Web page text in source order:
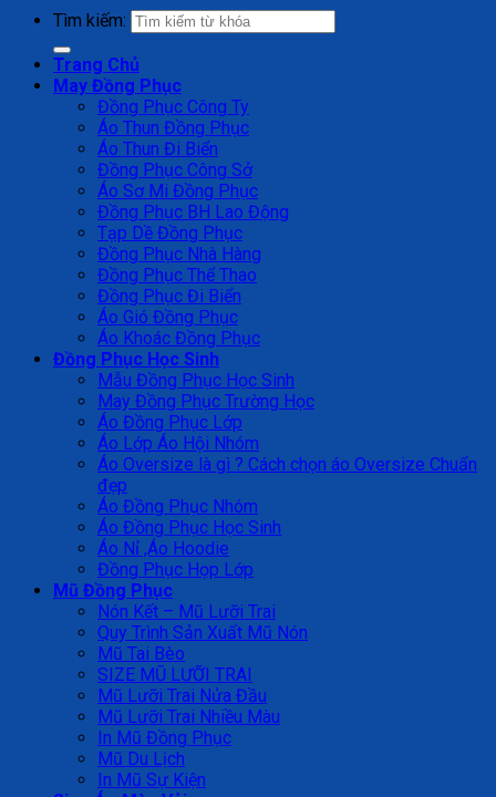
Tìm kiếm:
Trang Chủ
May Đồng Phục
Đồng Phục Công Ty
Áo Thun Đồng Phục
Áo Thun Đi Biển
Đồng Phục Công Sở
Áo Sơ Mi Đồng Phục
Đồng Phục BH Lao Động
Tạp Dề Đồng Phục
Đồng Phục Nhà Hàng
Đồng Phục Thể Thao
Đồng Phục Đi Biển
Áo Gió Đồng Phục
Áo Khoác Đồng Phục
Đồng Phục Học Sinh
Mẫu Đồng Phục Học Sinh
May Đồng Phục Trường Học
Áo Đồng Phục Lớp
Áo Lớp Áo Hội Nhóm
Áo Oversize là gì ? Cách chọn áo Oversize Chuẩn
đẹp
Áo Đồng Phục Nhóm
Áo Đồng Phục Học Sinh
Áo Nỉ ,Áo Hoodie
Đồng Phục Họp Lớp
Mũ Đồng Phục
Nón Kết – Mũ Lưỡi Trai
Quy Trình Sản Xuất Mũ Nón
Mũ Tai Bèo
SIZE MŨ LƯỠI TRAI
Mũ Lưỡi Trai Nửa Đầu
Mũ Lưỡi Trai Nhiều Màu
In Mũ Đồng Phục
Mũ Du Lịch
In Mũ Sự Kiện